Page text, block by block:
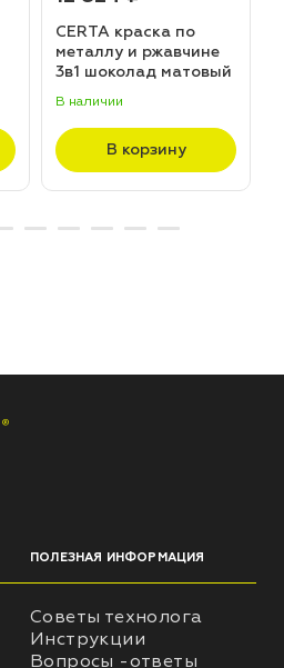
CERTA краска по
металлу и ржавчине
3в1 шоколад матовый
В наличии
В корзину
ПОЛЕЗНАЯ ИНФОРМАЦИЯ
Советы технолога
Инструкции
Вопросы -ответы